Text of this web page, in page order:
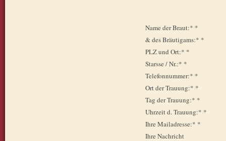
Name der Braut:* *
& des Bräutigams:* *
PLZ und Ort:* *
Starsse / Nr.:* *
Telefonnummer:* *
Ort der Trauung:* *
Tag der Trauung:* *
Uhrzeit d. Trauung:* *
Ihre Mailadresse:* *
Ihre Nachricht